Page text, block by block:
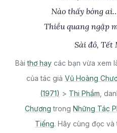
Nào thấy bóng
Thiều quang ngập
Sài đô, Tết
Bàithơ hay các bạn vừa xem
của tác giả Vũ Hoàng
(1971) > Thi Phẩm ,
Chương trong Những Tác
Tiếng. Hãy cùng đọc